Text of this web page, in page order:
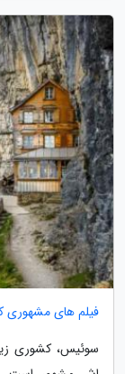
فیلم های مشهوری
سوئیس، کشوری